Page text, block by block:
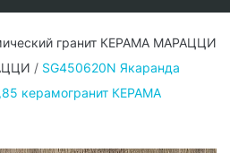
гранит КЕРАМА МАРАЦЦИ
/ SG450620N Якаранда
керамогранит КЕРАМА